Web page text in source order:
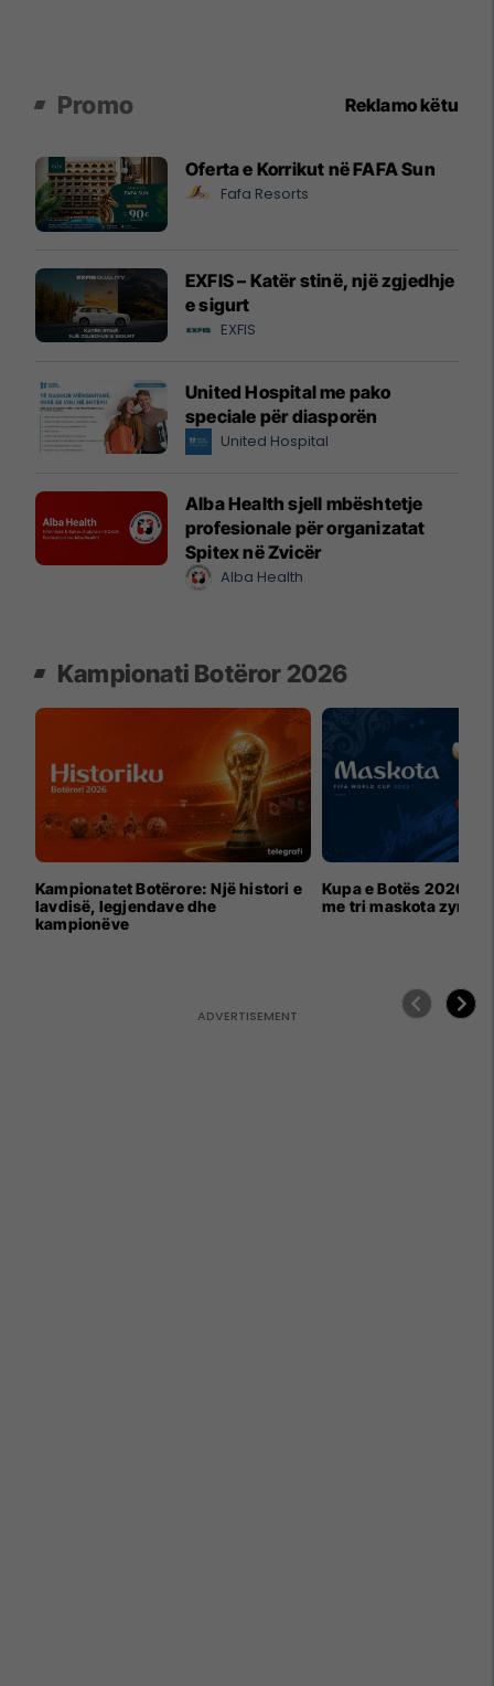
Promo Reklamo këtu
Oferta e Korrikut në FAFA Sun
Fafa Resorts
EXFIS – Katër stinë, një zgjedhje
e sigurt
EXFIS
United Hospital me pako
speciale për diasporën
United Hospital
Alba Health sjell mbështetje
profesionale për organizatat
Spitex në Zvicër
Alba Health
Kampionati Botëror 2026
Kampionatet Botërore: Një histori e
lavdisë, legjendave dhe
kampionëve
Kupa e Botës 2026
me tri maskota zyrtare